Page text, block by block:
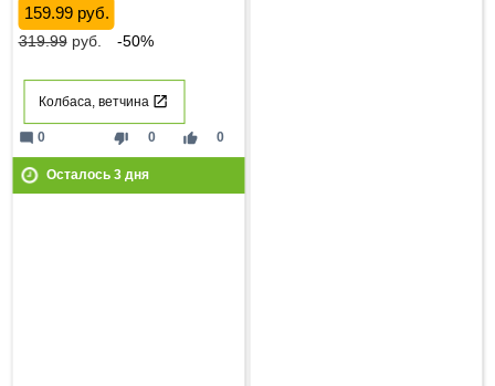
159.99 руб.
319.99руб. -50%
Колбаса, ветчина
thumb_down 0 thumb_up 0
mode_comment 0
Осталось 3дня